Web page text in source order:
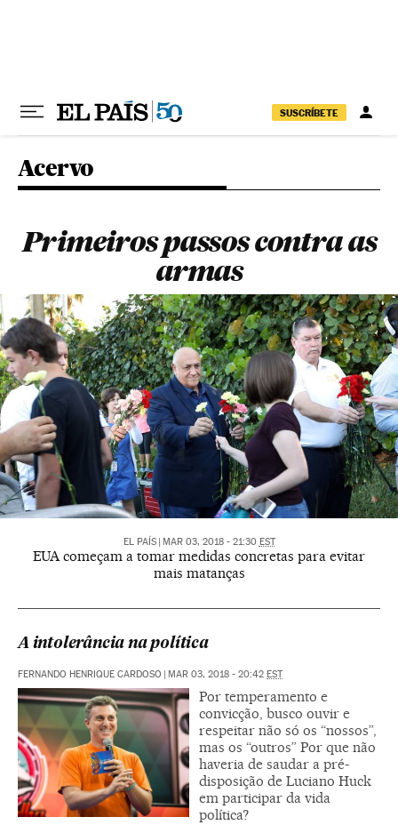
SUSCRÍBETE
Acervo
Primeiros passos contra as
armas
EL PAÍS MAR 03, 2018 - 21:30 EST
EUA começam a tomar medidas concretas para evitar
mais matanças
A intolerância na política
FERNANDO HENRIQUE CARDOSO MAR 03, 2018 - 20:42 EST
Por temperamento e
convicção, busco ouvir e
respeitar não só os “nossos”,
mas os “outros” Por que não
haveria de saudar a pré-
disposição de Luciano Huck
em participar da vida
política?